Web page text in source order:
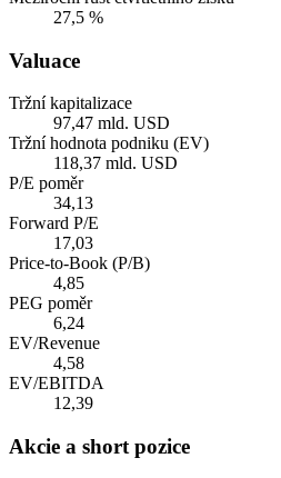
27,5 %
Valuace
Tržní kapitalizace
97,47 mld. USD
Tržní hodnota podniku (EV)
118,37 mld. USD
P/E poměr
34,13
Forward P/E
17,03
Price-to-Book (P/B)
4,85
PEG poměr
6,24
EV/Revenue
4,58
EV/EBITDA
12,39
Akcie a short pozice